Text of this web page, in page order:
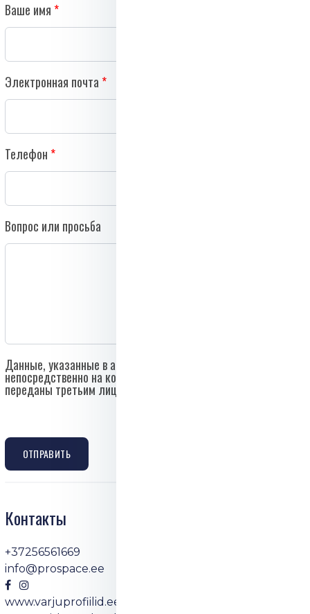
Ваше имя
Электронная почта
Телефон
Вопрос или просьба
Данные, указанные в анкете, будут отправлены
непосредственно на контактный e-mail компании и не будут
переданы третьим лицам.
ОТПРАВИТЬ
Контакты
+37256561669
info@prospace.ee
www.varjuprofiilid.ee